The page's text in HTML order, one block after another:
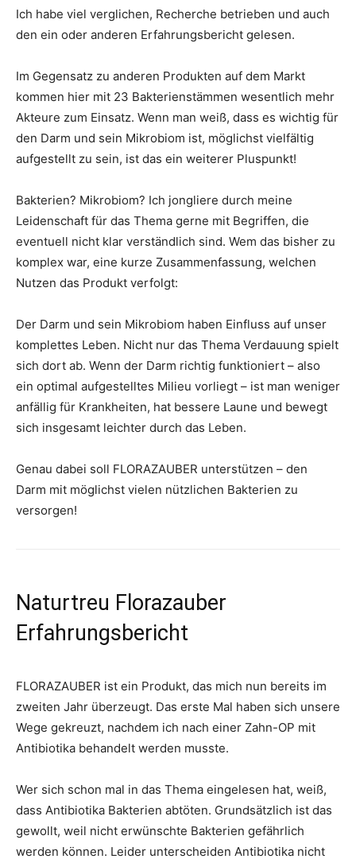
Ich habe viel verglichen, Recherche betrieben und auch
den ein oder anderen Erfahrungsbericht gelesen.
Im Gegensatz zu anderen Produkten auf dem Markt
kommen hier mit 23 Bakterienstämmen wesentlich mehr
Akteure zum Einsatz. Wenn man weiß, dass es wichtig für
den Darm und sein Mikrobiom ist, möglichst vielfältig
aufgestellt zu sein, ist das ein weiterer Pluspunkt!
Bakterien? Mikrobiom? Ich jongliere durch meine
Leidenschaft für das Thema gerne mit Begriffen, die
eventuell nicht klar verständlich sind. Wem das bisher zu
komplex war, eine kurze Zusammenfassung, welchen
Nutzen das Produkt verfolgt:
Der Darm und sein Mikrobiom haben Einfluss auf unser
komplettes Leben. Nicht nur das Thema Verdauung spielt
sich dort ab. Wenn der Darm richtig funktioniert – also
ein optimal aufgestelltes Milieu vorliegt – ist man weniger
anfällig für Krankheiten, hat bessere Laune und bewegt
sich insgesamt leichter durch das Leben.
Genau dabei soll FLORAZAUBER unterstützen – den
Darm mit möglichst vielen nützlichen Bakterien zu
versorgen!
Naturtreu Florazauber
Erfahrungsbericht
FLORAZAUBER ist ein Produkt, das mich nun bereits im
zweiten Jahr überzeugt. Das erste Mal haben sich unsere
Wege gekreuzt, nachdem ich nach einer Zahn-OP mit
Antibiotika behandelt werden musste.
Wer sich schon mal in das Thema eingelesen hat, weiß,
dass Antibiotika Bakterien abtöten. Grundsätzlich ist das
gewollt, weil nicht erwünschte Bakterien gefährlich
werden können. Leider unterscheiden Antibiotika nicht